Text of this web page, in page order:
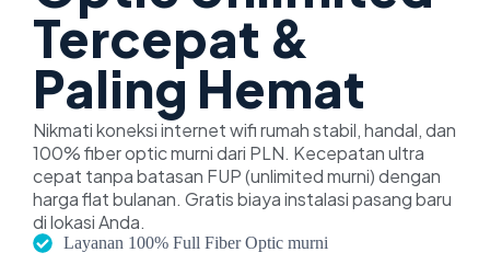
Tercepat &
Paling Hemat
Nikmati koneksi internet wifi rumah stabil, handal, dan
100% fiber optic murni dari PLN. Kecepatan ultra
cepat tanpa batasan FUP (unlimited murni) dengan
harga flat bulanan. Gratis biaya instalasi pasang baru
di lokasi Anda.
Layanan 100% Full Fiber Optic murni